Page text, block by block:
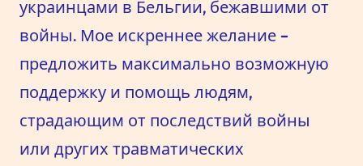
украинцами в Бельгии, бежавшими от
войны. Мое искреннее желание -
предложить максимально возможную
поддержку и помощь людям,
страдающим от последствий войны
или других травматических